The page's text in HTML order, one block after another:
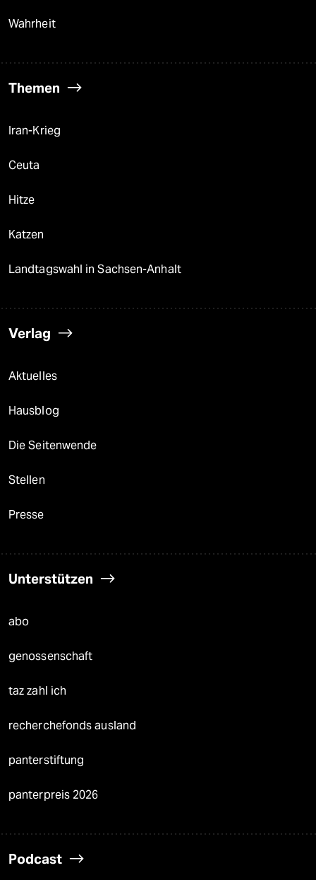
Wahrheit
Themen
Iran-Krieg
Ceuta
Hitze
Katzen
Landtagswahl in Sachsen-Anhalt
Verlag
Aktuelles
Hausblog
Die Seitenwende
Stellen
Presse
Unterstützen
abo
genossenschaft
taz zahl ich
recherchefonds ausland
panterstiftung
panterpreis 2026
Podcast